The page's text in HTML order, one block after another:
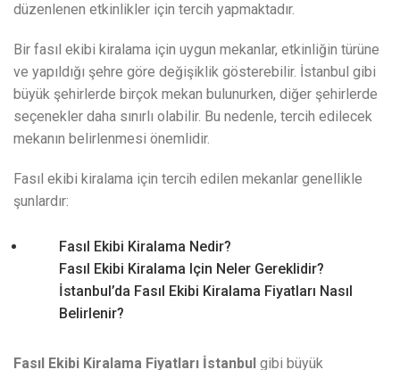
düzenlenen etkinlikler için tercih yapmaktadır.
Bir fasıl ekibi kiralama için uygun mekanlar, etkinliğin türüne
ve yapıldığı şehre göre değişiklik gösterebilir. İstanbul gibi
büyük şehirlerde birçok mekan bulunurken, diğer şehirlerde
seçenekler daha sınırlı olabilir. Bu nedenle, tercih edilecek
mekanın belirlenmesi önemlidir.
Fasıl ekibi kiralama için tercih edilen mekanlar genellikle
şunlardır:
Fasıl Ekibi Kiralama Nedir?
Fasıl Ekibi Kiralama Için Neler Gereklidir?
İstanbul’da Fasıl Ekibi Kiralama Fiyatları Nasıl
Belirlenir?
Fasıl Ekibi Kiralama Fiyatları İstanbul gibi büyük